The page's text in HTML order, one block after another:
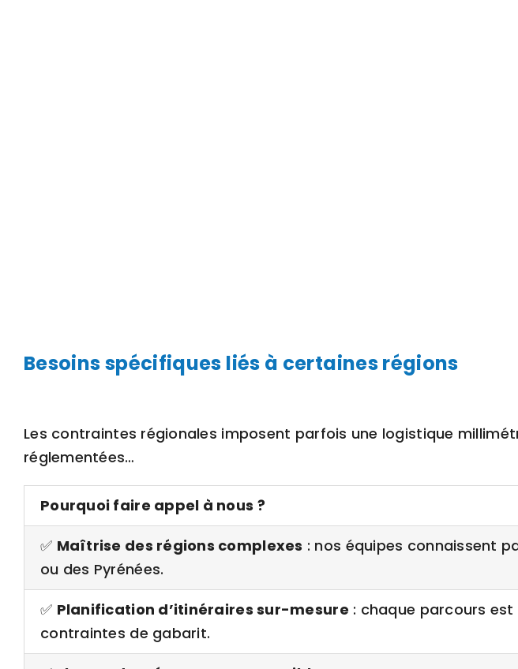
Besoins spécifiques liés à certaines régions
Les contraintes régionales imposent parfois une logistique
réglementées…
Pourquoi faire appel à nous ?
✅ Maîtrise des régions complexes : nos équipes connaissent
ou des Pyrénées.
✅ Planification d’itinéraires sur-mesure : chaque parcours
contraintes de gabarit.